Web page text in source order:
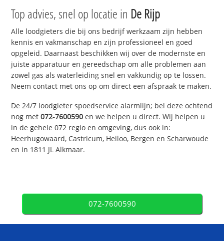
Top advies, snel op locatie in De Rijp
Alle loodgieters die bij ons bedrijf werkzaam zijn hebben
kennis en vakmanschap en zijn professioneel en goed
opgeleid. Daarnaast beschikken wij over de modernste en
juiste apparatuur en gereedschap om alle problemen aan
zowel gas als waterleiding snel en vakkundig op te lossen.
Neem contact met ons op om direct een afspraak te maken.
De 24/7 loodgieter spoedservice alarmlijn; bel deze ochtend
nog met072-7600590 en we helpen u direct. Wij helpen u
in de gehele 072 regio en omgeving, dus ook in:
Heerhugowaard, Castricum, Heiloo, Bergen en Scharwoude
en in 1811 JL Alkmaar.
072-7600590